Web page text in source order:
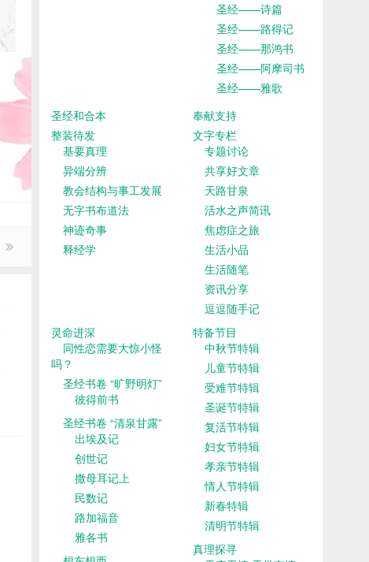
圣经——诗篇
圣经——路得记
圣经——那鸿书
圣经——阿摩司书
圣经——雅歌
圣经和合本
奉献支持
整装待发
基要真理
异端分辨
教会结构与事工发展
无字书布道法
神迹奇事
释经学
文字专栏
专题讨论
共享好文章
天路甘泉
活水之声简讯
焦虑症之旅
生活小品
生活随笔
资讯分享
逗逗随手记
灵命进深
同性恋需要大惊小怪
吗？
圣经书卷 “旷野明灯”
彼得前书
圣经书卷 “清泉甘露”
出埃及记
创世记
撒母耳记上
民数记
路加福音
雅各书
特备节目
中秋节特辑
儿童节特辑
受难节特辑
圣诞节特辑
复活节特辑
妇女节特辑
孝亲节特辑
情人节特辑
新春特辑
清明节特辑
真理探寻